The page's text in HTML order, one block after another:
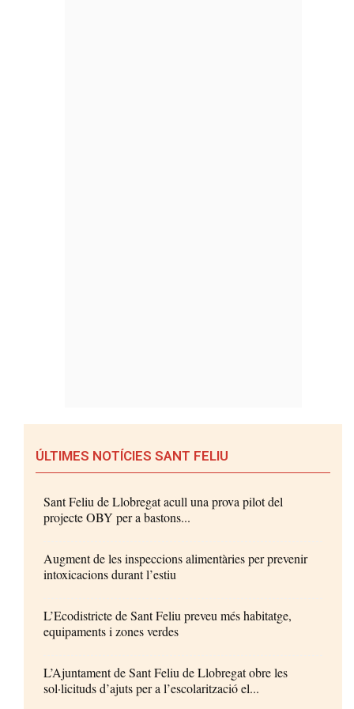
ÚLTIMES NOTÍCIES SANT FELIU
Sant Feliu de Llobregat acull una prova pilot del
projecte OBY per a bastons...
Augment de les inspeccions alimentàries per prevenir
intoxicacions durant l’estiu
L’Ecodistricte de Sant Feliu preveu més habitatge,
equipaments i zones verdes
L’Ajuntament de Sant Feliu de Llobregat obre les
sol·licituds d’ajuts per a l’escolarització el...